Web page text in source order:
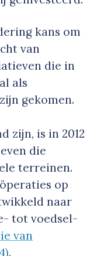
kans om
van
die in
als
gekomen.
zijn, is in 2012
die
terreinen.
op
naar
tot voedsel-
van
.